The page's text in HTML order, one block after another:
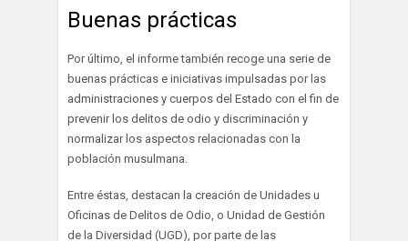
Buenas prácticas
Por último, el informe también recoge una serie de
buenas prácticas e iniciativas impulsadas por las
administraciones y cuerpos del Estado con el fin de
prevenir los delitos de odio y discriminación y
normalizar los aspectos relacionadas con la
población musulmana.
Entre éstas, destacan la creación de Unidades u
Oficinas de Delitos de Odio, o Unidad de Gestión
de la Diversidad (UGD), por parte de las